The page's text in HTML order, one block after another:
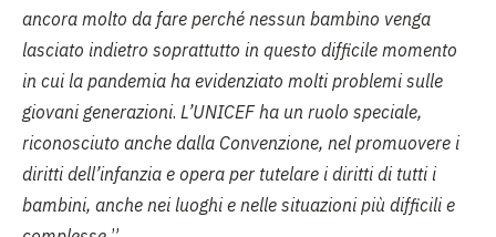
ancora molto da fare perché nessun bambino venga
lasciato indietro soprattutto in questo difficile momento
in cui la pandemia ha evidenziato molti problemi sulle
giovani generazioni. L’UNICEF ha un ruolo speciale,
riconosciuto anche dalla Convenzione, nel promuovere i
diritti dell’infanzia e opera per tutelare i diritti di tutti i
bambini, anche nei luoghi e nelle situazioni più difficili e